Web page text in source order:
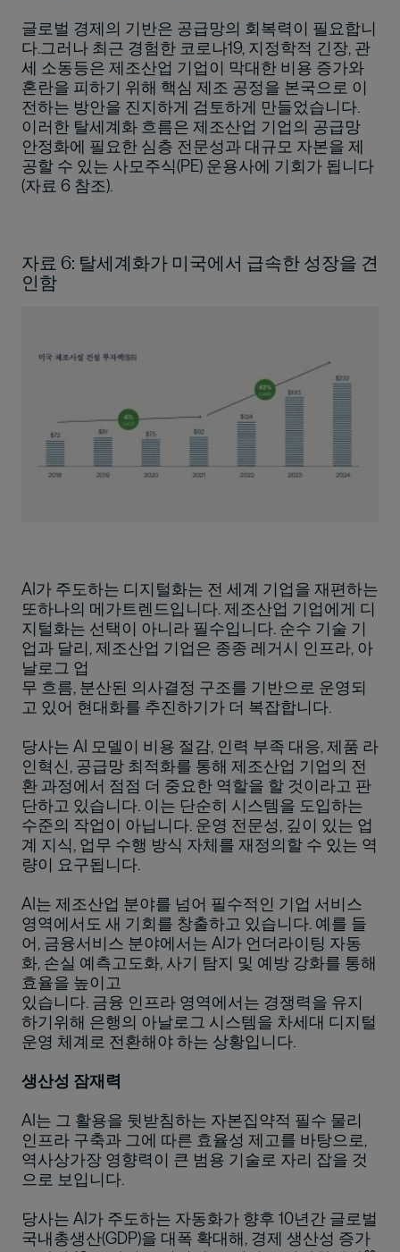
글로벌 경제의 기반은 공급망의 회복력이 필요합니
다.그러나 최근 경험한 코로나19, 지정학적 긴장, 관
세 소동등은 제조산업 기업이 막대한 비용 증가와
혼란을 피하기 위해 핵심 제조 공정을 본국으로 이
전하는 방안을 진지하게 검토하게 만들었습니다.
이러한 탈세계화 흐름은 제조산업 기업의 공급망
안정화에 필요한 심층 전문성과 대규모 자본을 제
공할 수 있는 사모주식(PE) 운용사에 기회가 됩니다
(자료 6 참조).
자료 6: 탈세계화가 미국에서 급속한 성장을 견
인함
AI가 주도하는 디지털화는 전 세계 기업을 재편하는
또하나의 메가트렌드입니다. 제조산업 기업에게 디
지털화는 선택이 아니라 필수입니다. 순수 기술 기
업과 달리, 제조산업 기업은 종종 레거시 인프라, 아
날로그 업
무 흐름, 분산된 의사결정 구조를 기반으로 운영되
고 있어 현대화를 추진하기가 더 복잡합니다.
당사는 AI 모델이 비용 절감, 인력 부족 대응, 제품 라
인혁신, 공급망 최적화를 통해 제조산업 기업의 전
환 과정에서 점점 더 중요한 역할을 할 것이라고 판
단하고 있습니다. 이는 단순히 시스템을 도입하는
수준의 작업이 아닙니다. 운영 전문성, 깊이 있는 업
계 지식, 업무 수행 방식 자체를 재정의할 수 있는 역
량이 요구됩니다.
AI는 제조산업 분야를 넘어 필수적인 기업 서비스
영역에서도 새 기회를 창출하고 있습니다. 예를 들
어, 금융서비스 분야에서는 AI가 언더라이팅 자동
화, 손실 예측고도화, 사기 탐지 및 예방 강화를 통해
효율을 높이고
있습니다. 금융 인프라 영역에서는 경쟁력을 유지
하기위해 은행의 아날로그 시스템을 차세대 디지털
운영 체계로 전환해야 하는 상황입니다.
생산성 잠재력
AI는 그 활용을 뒷받침하는 자본집약적 필수 물리
인프라 구축과 그에 따른 효율성 제고를 바탕으로,
역사상가장 영향력이 큰 범용 기술로 자리 잡을 것
으로 보입니다.
당사는 AI가 주도하는 자동화가 향후 10년간 글로벌
국내총생산(GDP)을 대폭 확대해, 경제 생산성 증가